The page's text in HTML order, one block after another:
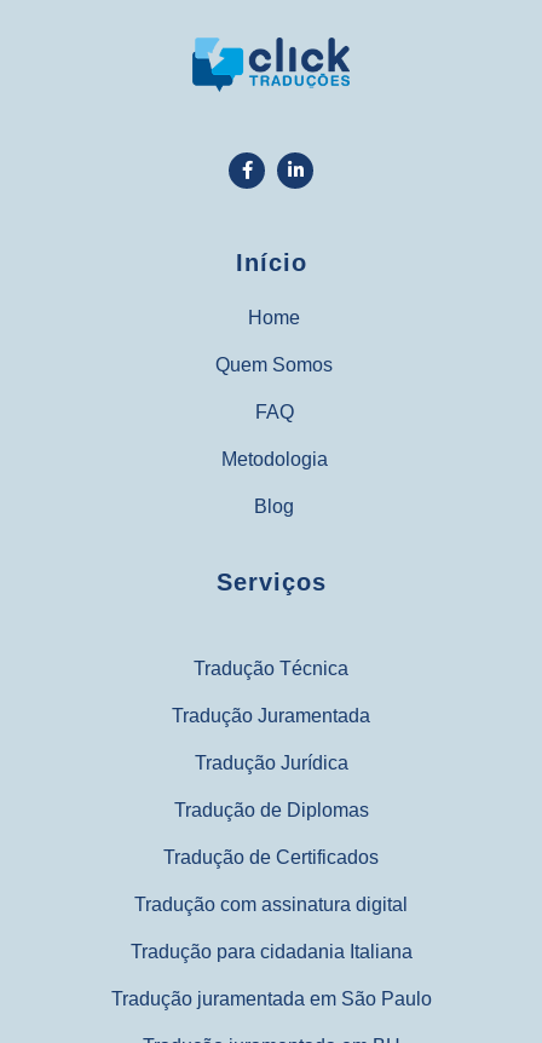
Início
Home
Quem Somos
FAQ
Metodologia
Blog
Serviços
Tradução Técnica
Tradução Juramentada
Tradução Jurídica
Tradução de Diplomas
Tradução de Certificados
Tradução com assinatura digital
Tradução para cidadania Italiana
Tradução juramentada em São Paulo